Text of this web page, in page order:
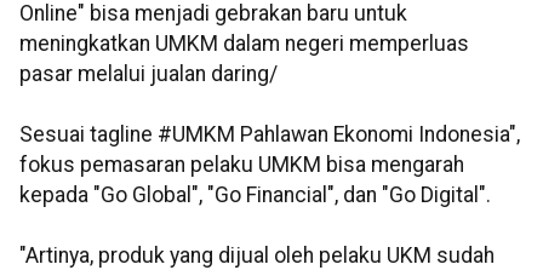
Online" bisa menjadi gebrakan baru untuk
meningkatkan UMKM dalam negeri memperluas
pasar melalui jualan daring/
Sesuai tagline #UMKM Pahlawan Ekonomi Indonesia",
fokus pemasaran pelaku UMKM bisa mengarah
kepada "Go Global", "Go Financial", dan "Go Digital".
"Artinya, produk yang dijual oleh pelaku UKM sudah